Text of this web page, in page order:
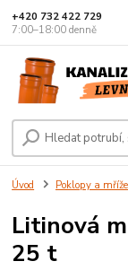
+420 732 422 729
7:00–18:00 denně
Úvod Poklopy a mříže
Litinová
25 t